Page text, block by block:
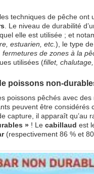
techniques de pêche ont
. Le niveau de durabilité
elle est utilisée ; et
estuarien, etc. ), le type
fermetures de zones à la
utilisées (fillet,
poissons non-
poissons pêchés avec
peuvent être considérés
capture, il apparaît qu’au
» ! Le cabillaud est
(respectivement 86 % et